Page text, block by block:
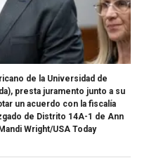
de la Universidad de
presta juramento junto a su
un acuerdo con la fiscalía
de Distrito 14A-1 de Ann
Wright/USA Today